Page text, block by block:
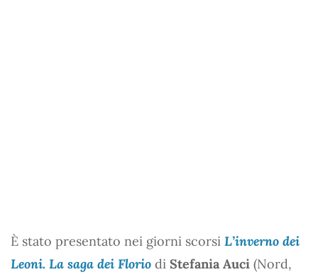
È stato presentato nei giorni scorsi L’inverno dei
Leoni. La saga dei Florio di Stefania Auci (Nord,